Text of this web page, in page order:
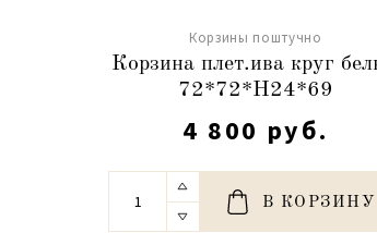
Корзины поштучно
Корзина плет.ива круг
72*72*H24*69
4 800 руб.
В КОРЗИНУ